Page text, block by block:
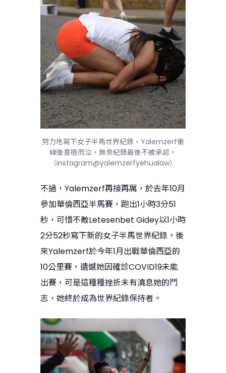
努力地寫下女子半馬世界紀錄，Yalemzerf衝
線後喜極而泣，無奈紀錄最後不被承認。
（instagram@yalemzerfyehualaw）
不過，Yalemzerf再接再厲，於去年10月
參加華倫西亞半馬賽，跑出1小時3分51
秒，可惜不敵Letesenbet Gidey以1小時
2分52秒寫下新的女子半馬世界紀錄。後
來Yalemzerf於今年1月出戰華倫西亞的
10公里賽，遺憾她因確診COVID19未能
出賽，可是這種種挫折未有澆息她的鬥
志，她終於成為世界紀錄保持者。